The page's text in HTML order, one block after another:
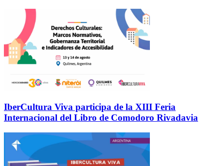
IberCultura Viva participa de la XIII Feria
Internacional del Libro de Comodoro Rivadavia